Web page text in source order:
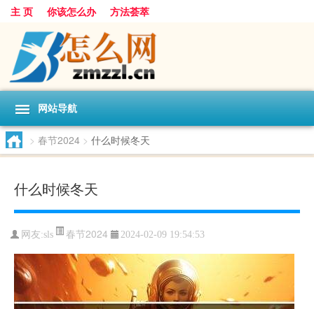
主 页 你该怎么办 方法荟萃
网站导航
> 春节2024 > 什么时候冬天
什么时候冬天
网友:sls 春节2024 2024-02-09 19:54:53